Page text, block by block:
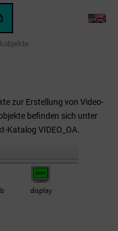
LANG
zur Erstellung von Video-
befinden sich unter
Katalog VIDEO_OA.